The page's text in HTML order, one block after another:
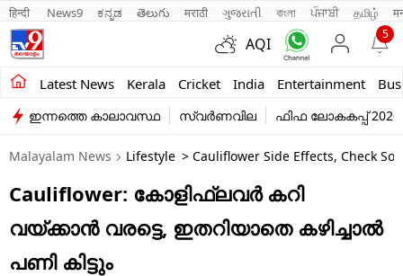
हिन्दी News9 ಕನ್ನಡ తెలుగు मराठी ગુજરાતી বাংলা ਪੰਜਾਬੀ தமிழ்
AQI
5
Latest News Kerala Cricket India Entertainment
Kerala
India
Entertainment
Business
Education
ഇന്നത്തെ കാലാവസ്ഥ സ്വർണവില ഫിഫ ലോകകപ്പ് 2026
Malayalam News Lifestyle > Cauliflower Side Effects, Check
Cauliflower: കോളിഫ്ലവർ കറി
വയ്ക്കാൻ വരട്ടെ, ഇതറിയാതെ കഴിച്ചാൽ
പണി കിട്ടും